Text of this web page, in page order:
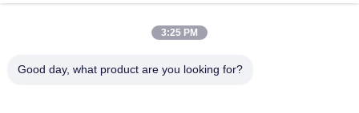
Kontakt
3:25 PM
Good day, what product are you looking for?